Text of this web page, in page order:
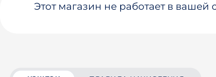
Этот магазин не работает в вашей